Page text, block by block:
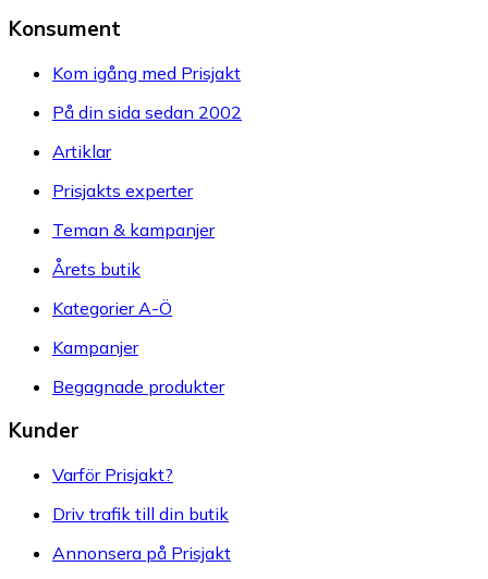
Konsument
Kom igång med Prisjakt
På din sida sedan 2002
Artiklar
Prisjakts experter
Teman & kampanjer
Årets butik
Kategorier A-Ö
Kampanjer
Begagnade produkter
Kunder
Varför Prisjakt?
Driv trafik till din butik
Annonsera på Prisjakt